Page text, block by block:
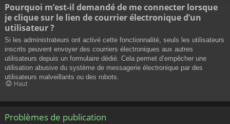
Pourquoi m’est-il demandé de me connecter lorsque
je clique sur le lien de courrier électronique d’un
utilisateur ?
Si les administrateurs ont activé cette fonctionnalité, seuls les utilisateurs
inscrits peuvent envoyer des courriers électroniques aux autres
utilisateurs depuis un formulaire dédié. Cela permet d’empêcher une
utilisation abusive du système de messagerie électronique par des
utilisateurs malveillants ou des robots.
Haut
Problèmes de publication